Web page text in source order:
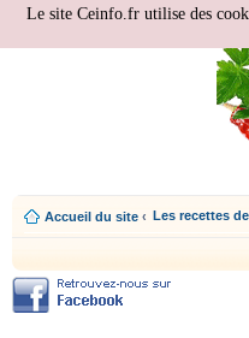
Accueil du site ‹ Les recettes
Le site Ceinfo.fr utilise des